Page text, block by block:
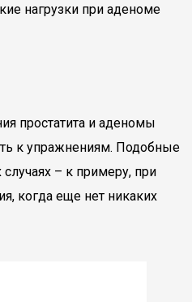
нагрузки при аденоме
простатита и аденомы
к упражнениям. Подобные
– к примеру, при
когда еще нет никаких